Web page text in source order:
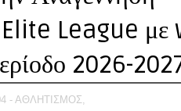
League με
2026-
- ΑΘΛΗΤΙΣΜΟΣ,